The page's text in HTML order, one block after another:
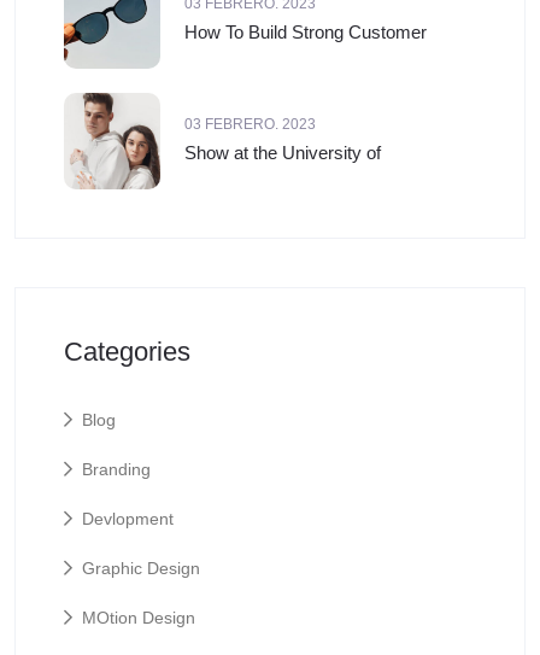
03 FEBRERO. 2023
How To Build Strong Customer
03 FEBRERO. 2023
Show at the University of
Categories
Blog
Branding
Devlopment
Graphic Design
MOtion Design